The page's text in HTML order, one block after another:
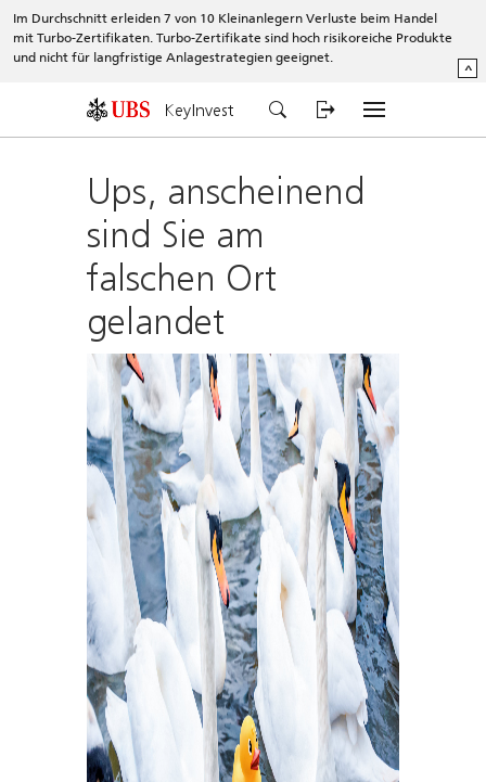
Im Durchschnitt erleiden 7 von 10 Kleinanlegern Verluste beim Handel
mit Turbo-Zertifikaten. Turbo-Zertifikate sind hoch risikoreiche Produkte
und nicht für langfristige Anlagestrategien geeignet.
^
KeyInvest
Ups, anscheinend
sind Sie am
falschen Ort
gelandet